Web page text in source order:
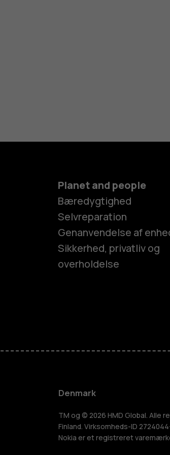
Feature-
Tilbehør
HMD Terra
Planet and people
Bæredygtighed
Selvreparation
Genanvendelse af
Sikkerhed, privatliv og
overholdelse
Denmark
TM og © 2026 HMD Global. Alle
Finland. Virksomheds-ID
Nokia er et registreret